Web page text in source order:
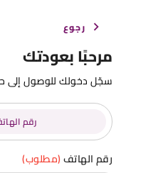
رجوع
مرحبًا بعودتك
سجّل دخولك للوصول إلى
رقم
رقم الهاتف(مطلوب)